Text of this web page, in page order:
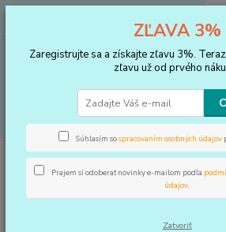
Úvod STAROSTLIVOSŤ O RUKY A NOHY
antimikrobiálny 50 G
Zásyp na nohy
ZĽAVA 3%
Zaregistrujte sa a získajte zľavu 3%.
zľavu už od prvého
Súhlasím sospracovaním osobných údajov
Prajem si odoberať novinky e-mailom podľa
údajov.
Zatvoriť